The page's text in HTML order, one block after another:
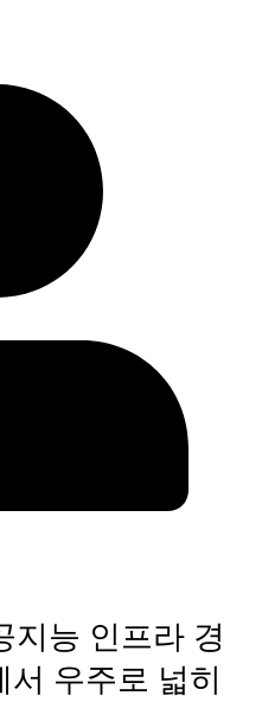
지능 인프라 경
우주로 넓히